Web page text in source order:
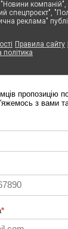
спецпроєкт",
реклама"
Правила сайту
політика
пропозицію
з вами
*